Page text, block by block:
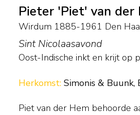
Pieter 'Piet' van der
Wirdum 1885-1961 Den
Sint Nicolaasavond
Oost-Indische inkt en krijt op
Herkomst: Simonis & Buunk,
Piet van der Hem behoorde
verblijf in Volendam en